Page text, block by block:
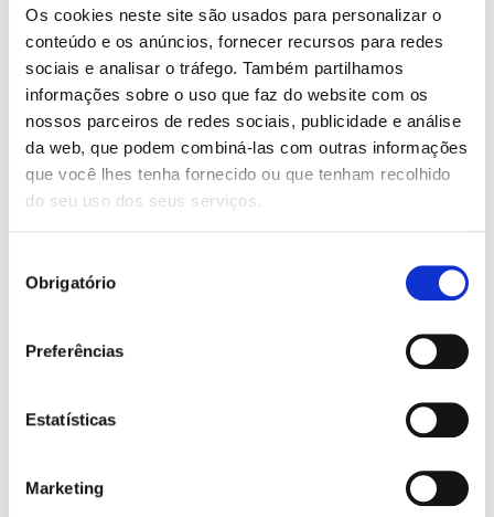
Os cookies neste site são usados para personalizar o
conteúdo e os anúncios, fornecer recursos para redes
sociais e analisar o tráfego. Também partilhamos
informações sobre o uso que faz do website com os
nossos parceiros de redes sociais, publicidade e análise
da web, que podem combiná-las com outras informações
que você lhes tenha fornecido ou que tenham recolhido
do seu uso dos seus serviços.
deObrigatório
Preferências
Estatísticas
Marketing
Cooltra terá o seu orçamento controlado porque numa
única assinatura mensal terá incluídos a manutenção, o
seguro, os capacetes, os impostos, etc. Além disso, terá
acesso a uma frota moderna à qual poderá adicionar os
suplementos que quiser (GPS, manta térmica, malas…) e
receber apoio e assistência permanentes.
7. Recarregue as scooters em
Outra das grandes vantagens das scooters elétricas é
quenão precisam de tomadas e voltagens especiais
elétricas podem ser ligadas a uma tomada normal de
220V. Por isso, se não quiser, não terá de instalar pontos
responsabilizemos por toda a infraestrutura para a